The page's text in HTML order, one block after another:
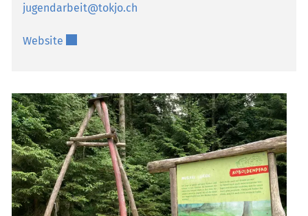
jugendarbeit@tokjo.ch
Website